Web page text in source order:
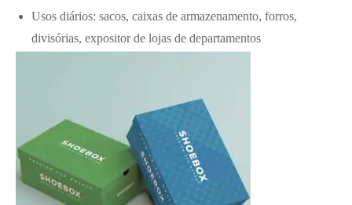
Usos diários: sacos, caixas de armazenamento, forros,
divisórias, expositor de lojas de departamentos